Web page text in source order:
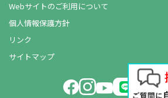
Webサイトのご利用について
個人情報保護方針
リンク
サイトマップ
LINE友